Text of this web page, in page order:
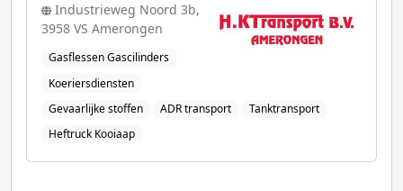
Industrieweg Noord 3b,
3958 VS Amerongen
Gasflessen Gascilinders
Koeriersdiensten
Gevaarlijke stoffen
ADR transport
Tanktransport
Heftruck Kooiaap